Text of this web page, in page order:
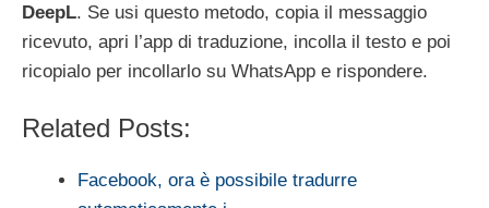
DeepL. Se usi questo metodo, copia il messaggio
ricevuto, apri l’app di traduzione, incolla il testo e poi
ricopialo per incollarlo su WhatsApp e rispondere.
Related Posts:
Facebook, ora è possibile tradurre